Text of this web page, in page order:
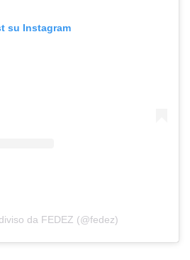
su Instagram
da FEDEZ (@fedez)